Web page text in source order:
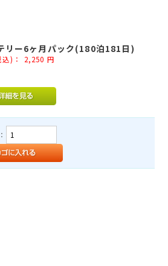
リー6ヶ月パック(180泊181日)
)： 2,250 円